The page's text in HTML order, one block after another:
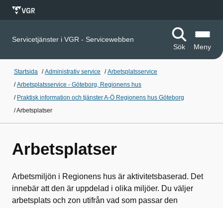
Servicetjänster i VGR - Servicewebben
Sök
Meny
Startsida /Administrativ service /Arbetsplatsservice
/Arbetsplatsservice - Göteborg, Regionens hus
/ Praktisk information och tjänster A-Ö Regionens hus Göteborg
/Arbetsplatser
Arbetsplatser
Arbetsmiljön i Regionens hus är aktivitetsbaserad. Det
innebär att den är uppdelad i olika miljöer. Du väljer
arbetsplats och zon utifrån vad som passar den